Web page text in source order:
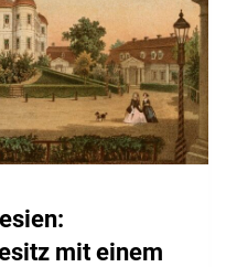
mit einem